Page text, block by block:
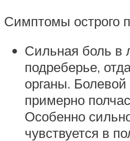
Симптомы острого
Сильная боль в
подреберье,
органы.
примерно
Особенно
чувствуется в